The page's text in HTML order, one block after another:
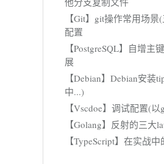
【Git】git操作常用场
配置
【PostgreSQL】自增主
展
【Debian】Debian安装
中...)
【Vscdoe】调试配置(
【Golang】反射的三大
【TypeScript】在实战